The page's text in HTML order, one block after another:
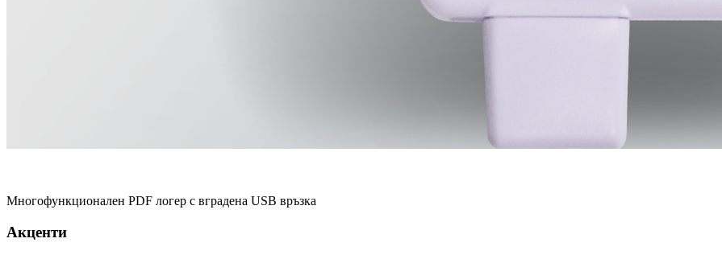
Многофункционален PDF логер с вградена USB връзка
Акценти